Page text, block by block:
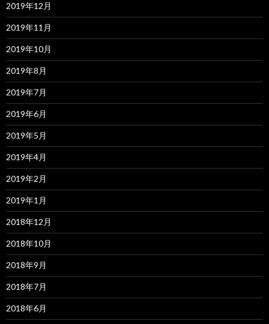
2019年12月
2019年11月
2019年10月
2019年8月
2019年7月
2019年6月
2019年5月
2019年4月
2019年2月
2019年1月
2018年12月
2018年10月
2018年9月
2018年7月
2018年6月